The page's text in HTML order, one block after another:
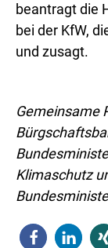
beantragt die
bei der KfW,
und zusagt.
Gemeinsame
Klimaschutz